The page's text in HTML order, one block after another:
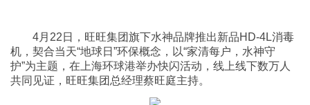
4月22日，旺旺集团旗下水神品牌推出新品HD-4L消毒
机，契合当天“地球日”环保概念，以“家清每户，水神守
护”为主题，在上海环球港举办快闪活动，线上线下数万人
共同见证，旺旺集团总经理蔡旺庭主持。